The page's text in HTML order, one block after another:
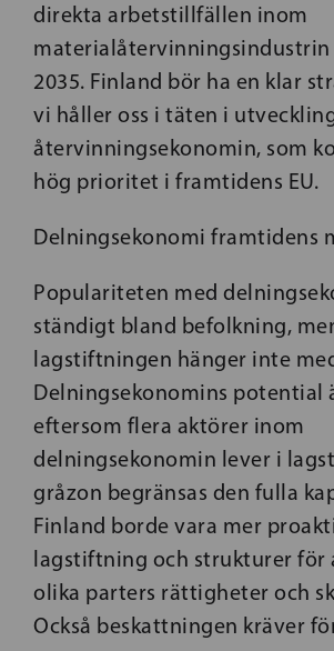
direkta arbetstillfällen inom
2035. Finland bör ha en klar
vi håller oss i täten i
återvinningsekonomin, som
hög prioritet i framtidens EU.
Delningsekonomi framtidens
Populariteten med
ständigt bland befolkning,
lagstiftningen hänger inte
Delningsekonomins potential
eftersom flera aktörer inom
delningsekonomin lever i
gråzon begränsas den fulla
Finland borde vara mer
lagstiftning och strukturer för
olika parters rättigheter och
Också beskattningen kräver